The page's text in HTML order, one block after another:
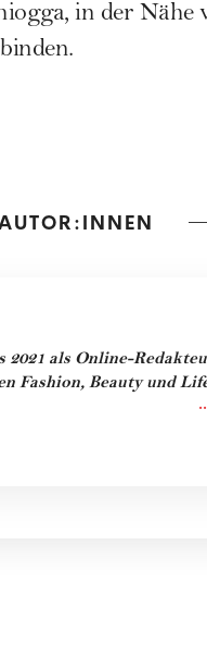
in der Nähe
2021 als Online-
Fashion, Beauty und